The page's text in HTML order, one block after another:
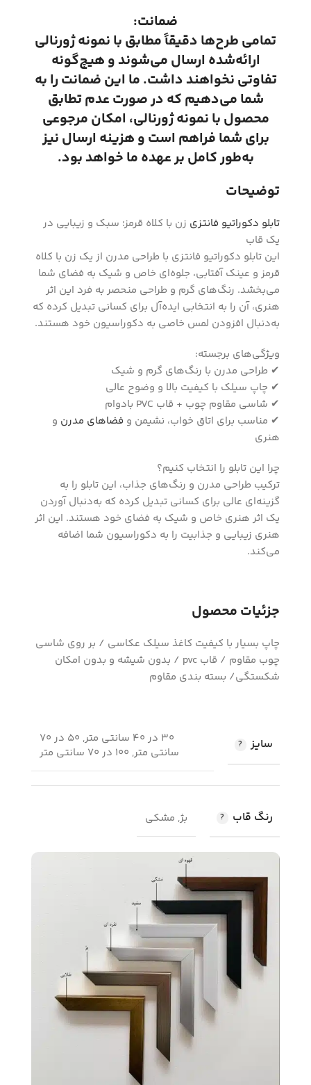
ضمانت:
تمامی طرح‌ها دقیقاً مطابق با نمونه ژورنالی
ارائه‌شده ارسال می‌شوند و هیچ‌گونه
تفاوتی نخواهند داشت. ما این ضمانت را به
شما می‌دهیم که در صورت عدم تطابق
محصول با نمونه ژورنالی، امکان مرجوعی
برای شما فراهم است و هزینه ارسال نیز
به‌طور کامل بر عهده ما خواهد بود.
توضیحات
تابلو دکوراتیو فانتزی زن با کلاه قرمز؛ سبک و زیبایی در
یک قاب
این تابلو دکوراتیو فانتزی با طراحی مدرن از یک زن با کلاه
قرمز و عینک آفتابی، جلوه‌ای خاص و شیک به فضای شما
می‌بخشد. رنگ‌های گرم و طراحی منحصر به فرد این اثر
هنری، آن را به انتخابی ایده‌آل برای کسانی تبدیل کرده که
به‌دنبال افزودن لمس خاصی به دکوراسیون خود هستند.
ویژگی‌های برجسته:
✔ طراحی مدرن با رنگ‌های گرم و شیک
✔ چاپ سیلک با کیفیت بالا و وضوح عالی
✔ شاسی مقاوم چوب + قاب PVC بادوام
✔ مناسب برای اتاق خواب، نشیمن و فضاهای مدرن و
هنری
چرا این تابلو را انتخاب کنیم؟
ترکیب طراحی مدرن و رنگ‌های جذاب، این تابلو را به
گزینه‌ای عالی برای کسانی تبدیل کرده که به‌دنبال آوردن
یک اثر هنری خاص و شیک به فضای خود هستند. این اثر
هنری زیبایی و جذابیت را به دکوراسیون شما اضافه
می‌کند.
جزئیات محصول
چاپ بسیار با کیفیت کاغذ سیلک عکاسی / بر روی شاسی
چوب مقاوم / قاب pvc / بدون شیشه و بدون امکان
شکستگی/ بسته بندی مقاوم
سایز
30 در 40 سانتی متر, 50 در 70
سانتی متر, 100 در 70 سانتی متر
رنگ قاب بژ, مشکی